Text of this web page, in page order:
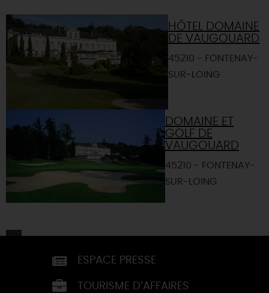
HÔTEL DOMAINE
DE VAUGOUARD
45210 - FONTENAY-
SUR-LOING
DOMAINE ET
GOLF DE
VAUGOUARD
45210 - FONTENAY-
SUR-LOING
ESPACE PRESSE
TOURISME D’AFFAIRES